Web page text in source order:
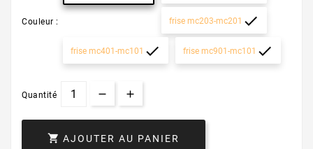
Couleur : frise mc203-mc201 
frise mc401-mc101  frise mc901-mc101 
Quantité
 AJOUTER AU PANIER